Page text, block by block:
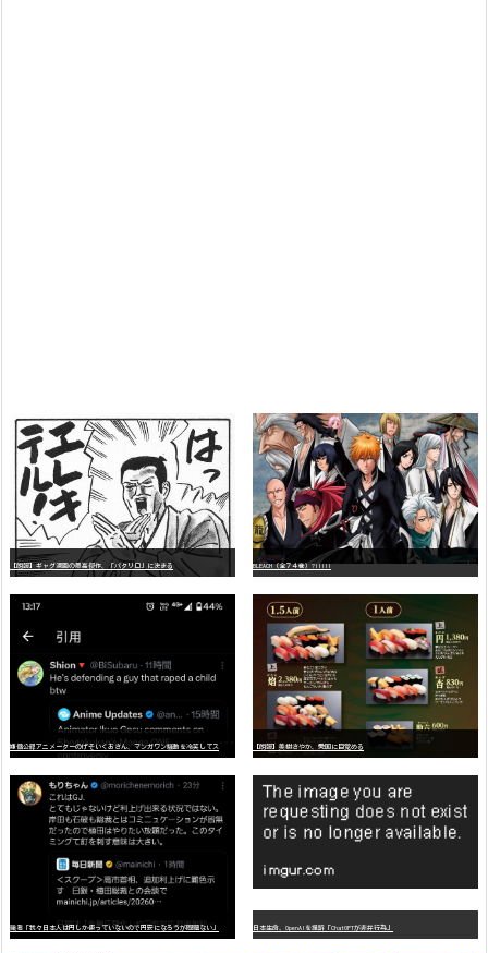
【朗報】ギャグ漫画の最高傑作、「パタリロ」に決まる BLEACH（全７４巻）?!!!!!
【朗報】美樹さやか、愛国に目覚める
識者「我々日本人は円しか使っていないので円安になろうが問題ない」 日本生命、OpenAIを提訴「ChatGPTが非弁行為」